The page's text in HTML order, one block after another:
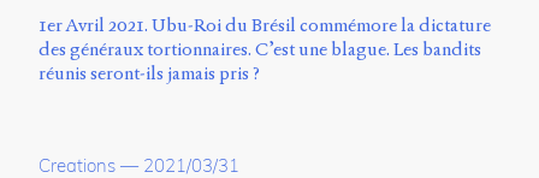
1er Avril 2021. Ubu-Roi du Brésil commémore la dictature
des généraux tortionnaires. C’est une blague. Les bandits
réunis seront-ils jamais pris ?
Creations — 2021/03/31